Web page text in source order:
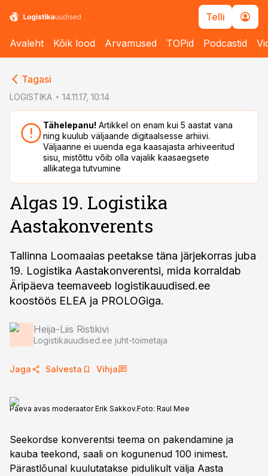
Telli
Avaleht Kõik lood Arvamused TOPid Podcastid
Tagasi
LOGISTIKA 14.11.17, 10:14
Tähelepanu! Artikkel on enam kui 5 aastat vana
ning kuulub väljaande digitaalsesse arhiivi.
Väljaanne ei uuenda ega kaasajasta arhiveeritud
sisu, mistõttu võib olla vajalik kaasaegsete
allikatega tutvumine
Algas 19. Logistika
Aastakonverents
Tallinna Loomaaias peetakse täna järjekorras juba
19. Logistika Aastakonverentsi, mida korraldab
Äripäeva teemaveeb logistikauudised.ee
koostöös ELEA ja PROLOGiga.
Heija-Liis Ristikivi
Logistikauudised.ee juht-toimetaja
Jaga Salvesta Vihja
Päeva avas moderaator Erik Sakkov.Foto: Raul Mee
Seekordse konverentsi teema on pakendamine ja
kauba teekond, saali on kogunenud 100 inimest.
Pärastlõunal kuulutatakse pidulikult välja Aasta